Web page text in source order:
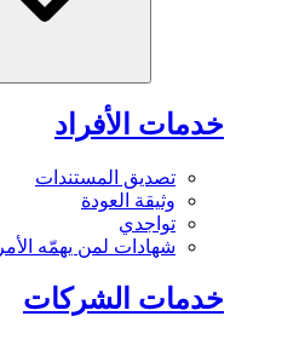
خدمات الأفراد
تصديق المستندات
وثيقة العودة
تواجدي
شهادات لمن يهمّه الأمر
خدمات الشركات